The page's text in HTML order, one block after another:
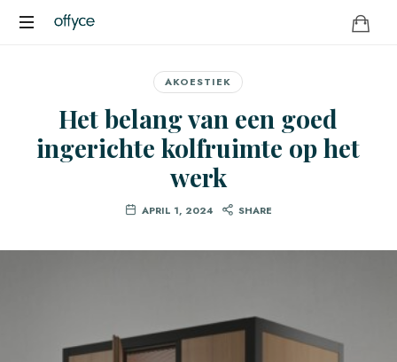
OFFYCE.NL
versterk
merk
AKOESTIEK
Het belang van een goed
ingerichte kolfruimte op het
werk
APRIL 1, 2024 SHARE